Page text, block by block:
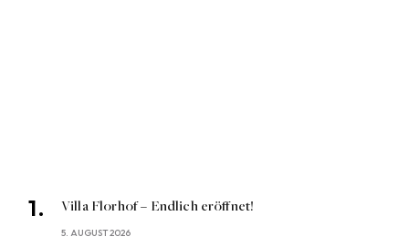
Villa Florhof – Endlich eröffnet!
5. AUGUST 2026